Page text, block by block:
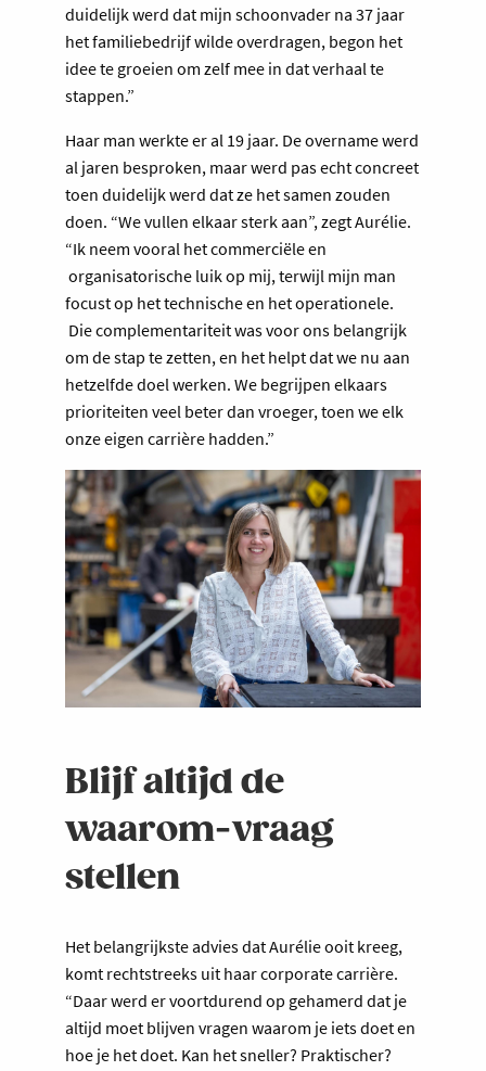
duidelijk werd dat mijn schoonvader na 37 jaar
het familiebedrijf wilde overdragen, begon het
idee te groeien om zelf mee in dat verhaal te
stappen.”
Haar man werkte er al 19 jaar. De overname werd
al jaren besproken, maar werd pas echt concreet
toen duidelijk werd dat ze het samen zouden
doen. “We vullen elkaar sterk aan”, zegt Aurélie.
“Ik neem vooral het commerciële en
organisatorische luik op mij, terwijl mijn man
focust op het technische en het operationele.
Die complementariteit was voor ons belangrijk
om de stap te zetten, en het helpt dat we nu aan
hetzelfde doel werken. We begrijpen elkaars
prioriteiten veel beter dan vroeger, toen we elk
onze eigen carrière hadden.”
Blijf altijd de
waarom-vraag
stellen
Het belangrijkste advies dat Aurélie ooit kreeg,
komt rechtstreeks uit haar corporate carrière.
“Daar werd er voortdurend op gehamerd dat je
altijd moet blijven vragen waarom je iets doet en
hoe je het doet. Kan het sneller? Praktischer?